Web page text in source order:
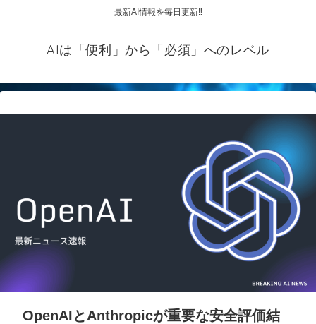
最新AI情報を毎日更新‼
AIは「便利」から「必須」へのレベル
OpenAIとAnthropicが重要な安全評価結